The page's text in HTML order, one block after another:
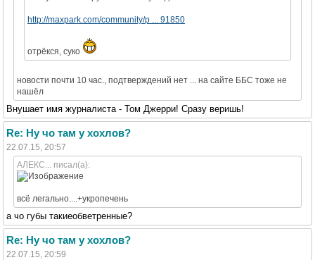
http://maxpark.com/community/p ... 91850
отрёкся, суко
новости почти 10 час., подтверждений нет ... на сайте ББС тоже не
нашёл
Внушает имя журналиста - Том Джерри! Сразу веришь!
Re: Ну чо там у хохлов?
22.07.15, 20:57
АЛЕКС... писал(а):
всё легально....+укропечень
а чо губы такиеобветренные?
Re: Ну чо там у хохлов?
22.07.15, 20:59